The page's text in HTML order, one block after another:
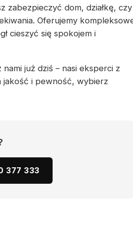
zabezpieczyć dom, działkę, czy
Oferujemy
cieszyć się spokojem i
już dziś – nasi eksperci z
jakość i pewność, wybierz
377 333